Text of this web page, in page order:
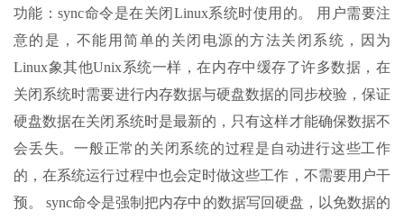
功能：sync命令是在关闭Linux系统时使用的。 用户需要注
意的是，不能用简单的关闭电源的方法关闭系统，因为
Linux象其他Unix系统一样，在内存中缓存了许多数据，在
关闭系统时需要进行内存数据与硬盘数据的同步校验，保证
硬盘数据在关闭系统时是最新的，只有这样才能确保数据不
会丢失。一般正常的关闭系统的过程是自动进行这些工作
的，在系统运行过程中也会定时做这些工作，不需要用户干
预。 sync命令是强制把内存中的数据写回硬盘，以免数据的